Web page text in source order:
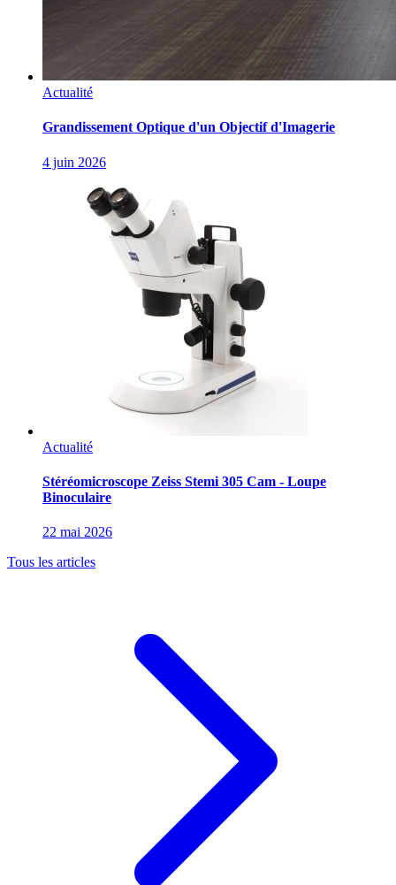
Actualité
Grandissement Optique d'un Objectif d'Imagerie
4 juin 2026
Actualité
Stéréomicroscope Zeiss Stemi 305 Cam - Loupe
Binoculaire
22 mai 2026
Tous les articles